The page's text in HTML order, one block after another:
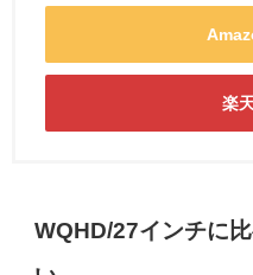
楽
WQHD/27インチに